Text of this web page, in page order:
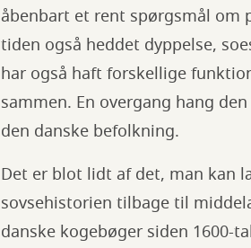
åbenbart et rent spørgsmål om
tiden også heddet dyppelse,
har også haft forskellige
sammen. En overgang hang
den danske befolkning.
Det er blot lidt af det, man kan
sovsehistorien tilbage til
danske kogebøger siden